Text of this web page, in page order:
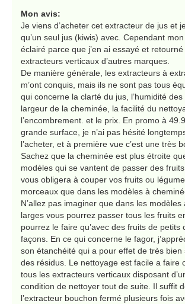
Mon avis:
Je viens d’acheter cet extracteur de jus et
qu’un seul jus (kiwis) avec. Cependant
éclairé parce que j’en ai essayé et
extracteurs verticaux d’autres marques.
De manière générale, les extracteurs à
m’ont conquis, mais ils ne sont pas tous
qui concerne la clarté du jus, l’humidité
largeur de la cheminée, la facilité du
l’encombrement. et le prix. En promo à
grande surface, je n’ai pas hésité
l’acheter, et à première vue c’est une très
Sachez que la cheminée est plus étroite
modèles qui se vantent de passer des
vous obligera à couper vos fruits ou
morceaux que dans les modèles à
N’allez pas imaginer que dans les
larges vous pourrez passer tous les fruits
pourrez le faire qu’avec des fruits de petits
façons. En ce qui concerne le fagor,
son étanchéité qui a pour effet de très bien
des résidus. Le nettoyage est facile a faire
tous les extracteurs verticaux disposant
condition de nettoyer tout de suite. Il suffit
l’extracteur bouchon fermé plusieurs fois